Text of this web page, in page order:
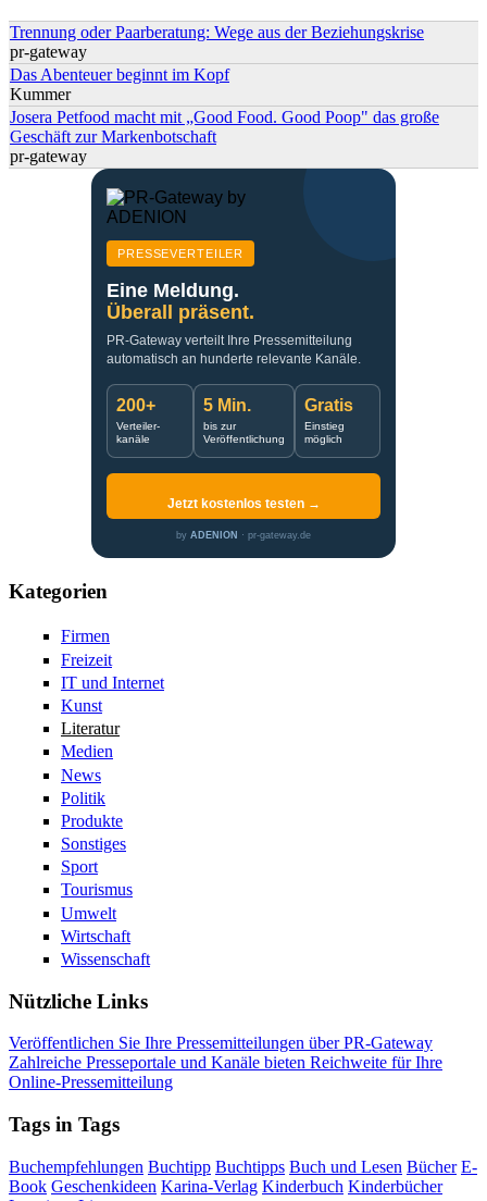
Trennung oder Paarberatung: Wege aus der Beziehungskrise
pr-gateway
Das Abenteuer beginnt im Kopf
Kummer
Josera Petfood macht mit „Good Food. Good Poop" das große
Geschäft zur Markenbotschaft
pr-gateway
PRESSEVERTEILER
Eine Meldung.
Überall präsent.
PR-Gateway verteilt Ihre Pressemitteilung
automatisch an hunderte relevante Kanäle.
200+
Verteiler-
kanäle
5 Min.
bis zur
Veröffentlichung
Gratis
Einstieg
möglich
Jetzt kostenlos testen →
by ADENION · pr-gateway.de
Kategorien
Firmen
Freizeit
IT und Internet
Kunst
Literatur
Medien
News
Politik
Produkte
Sonstiges
Sport
Tourismus
Umwelt
Wirtschaft
Wissenschaft
Nützliche Links
Veröffentlichen Sie Ihre Pressemitteilungen über PR-Gateway
Zahlreiche Presseportale und Kanäle bieten Reichweite für Ihre
Online-Pressemitteilung
Tags in Tags
Buchempfehlungen Buchtipp Buchtipps Buch und Lesen Bücher E-
Book Geschenkideen Karina-Verlag Kinderbuch Kinderbücher